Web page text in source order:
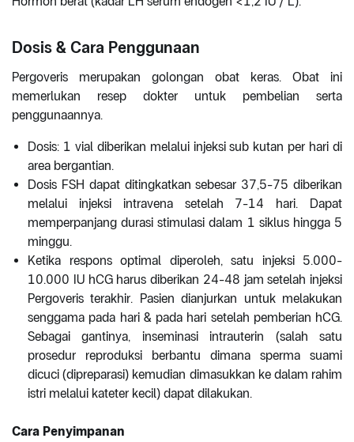
Dosis & Cara Penggunaan
Pergoveris merupakan golongan obat keras. Obat ini
memerlukan resep dokter untuk pembelian serta
penggunaannya.
Dosis: 1 vial diberikan melalui injeksi sub kutan per hari di
area bergantian.
Dosis FSH dapat ditingkatkan sebesar 37,5-75 diberikan
melalui injeksi intravena setelah 7-14 hari. Dapat
memperpanjang durasi stimulasi dalam 1 siklus hingga 5
minggu.
Ketika respons optimal diperoleh, satu injeksi 5.000-
10.000 IU hCG harus diberikan 24-48 jam setelah injeksi
Pergoveris terakhir. Pasien dianjurkan untuk melakukan
senggama pada hari & pada hari setelah pemberian hCG.
Sebagai gantinya, inseminasi intrauterin (salah satu
prosedur reproduksi berbantu dimana sperma suami
dicuci (dipreparasi) kemudian dimasukkan ke dalam rahim
istri melalui kateter kecil) dapat dilakukan.
Cara Penyimpanan